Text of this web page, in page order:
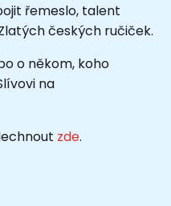
řemeslo, talent
českých ručiček.
o někom, koho
na
zde.